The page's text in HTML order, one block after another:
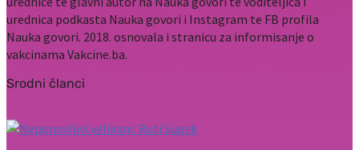
urednica podkasta Nauka govori i Instagram te FB profila
Nauka govori. 2018. osnovala i stranicu za informisanje o
vakcinama Vakcine.ba.
Srodni članci